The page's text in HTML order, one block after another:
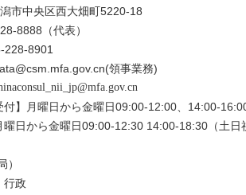
市中央区西大畑町5220-18
8888（代表）
228-8901
領事業務)
付】月曜日から金曜日09:00-12:00、14:00-
曜日から金曜日09:00-12:30 14:00-18:30（土
）
行政